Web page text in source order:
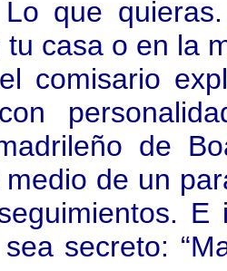
Lo que
tu casa o en la
comisario
de
de un
secreto: